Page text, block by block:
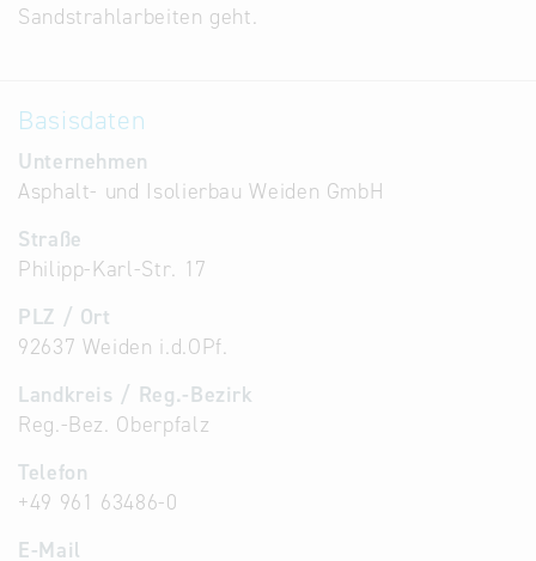
Sandstrahlarbeiten geht.
Basisdaten
Unternehmen
Asphalt- und Isolierbau Weiden GmbH
Straße
Philipp-Karl-Str. 17
PLZ / Ort
92637 Weiden i.d.OPf.
Landkreis / Reg.-Bezirk
Reg.-Bez. Oberpfalz
Telefon
+49 961 63486-0
E-Mail